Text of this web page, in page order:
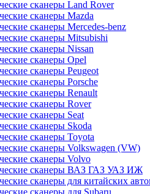
сканеры Land Rover
сканеры Mazda
сканеры Mercedes-benz
сканеры Mitsubishi
сканеры Nissan
сканеры Opel
сканеры Peugeot
сканеры Porsche
сканеры Renault
сканеры Rover
сканеры Seat
сканеры Skoda
сканеры Toyota
сканеры Volkswagen (VW)
сканеры Volvo
сканеры ВАЗ ГАЗ УАЗ ИЖ
сканеры для китайских